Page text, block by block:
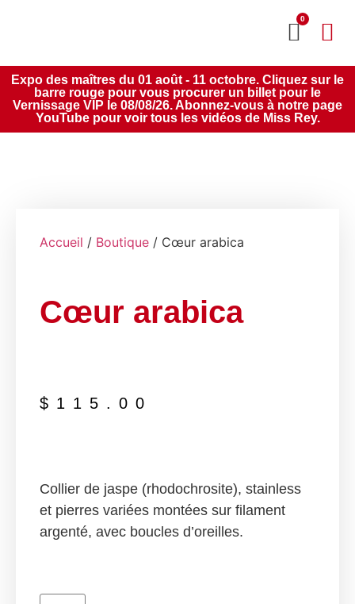
0
Expo des maîtres du 01 août - 11 octobre. Cliquez sur le
barre rouge pour vous procurer un billet pour le
Vernissage VIP le 08/08/26. Abonnez-vous à notre page
YouTube pour voir tous les vidéos de Miss Rey.
Accueil / Boutique / Cœur arabica
Cœur arabica
$ 115.00
Collier de jaspe (rhodochrosite), stainless
et pierres variées montées sur filament
argenté, avec boucles d’oreilles.